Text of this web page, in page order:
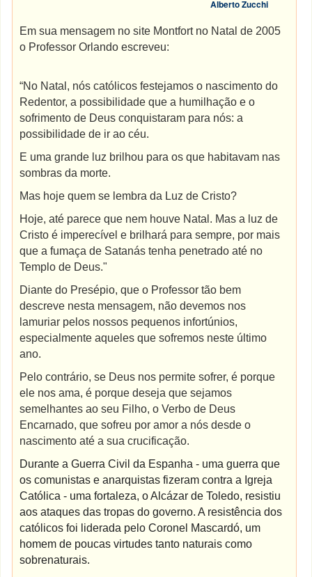
Alberto Zucchi
Em sua mensagem no site Montfort no Natal de 2005
o Professor Orlando escreveu:
“No Natal, nós católicos festejamos o nascimento do
Redentor, a possibilidade que a humilhação e o
sofrimento de Deus conquistaram para nós: a
possibilidade de ir ao céu.
E uma grande luz brilhou para os que habitavam nas
sombras da morte.
Mas hoje quem se lembra da Luz de Cristo?
Hoje, até parece que nem houve Natal. Mas a luz de
Cristo é imperecível e brilhará para sempre, por mais
que a fumaça de Satanás tenha penetrado até no
Templo de Deus."
Diante do Presépio, que o Professor tão bem
descreve nesta mensagem, não devemos nos
lamuriar pelos nossos pequenos infortúnios,
especialmente aqueles que sofremos neste último
ano.
Pelo contrário, se Deus nos permite sofrer, é porque
ele nos ama, é porque deseja que sejamos
semelhantes ao seu Filho, o Verbo de Deus
Encarnado, que sofreu por amor a nós desde o
nascimento até a sua crucificação.
Durante a Guerra Civil da Espanha - uma guerra que
os comunistas e anarquistas fizeram contra a Igreja
Católica - uma fortaleza, o Alcázar de Toledo, resistiu
aos ataques das tropas do governo. A resistência dos
católicos foi liderada pelo Coronel Mascardó, um
homem de poucas virtudes tanto naturais como
sobrenaturais.